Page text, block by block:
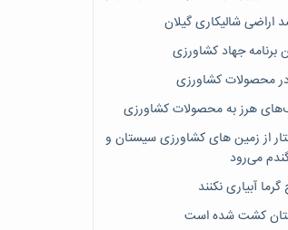
جهاد کشاورزی
محصولات کشاورزی
۳۸ هزار هکتار از زمین های کشاورزی سیستان و
می‌رود
آبیاری نکنند